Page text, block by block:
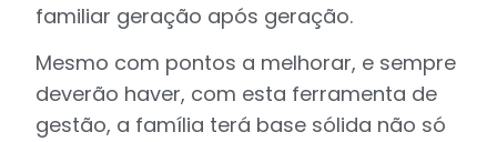
familiar geração após geração.
Mesmo com pontos a melhorar, e sempre
deverão haver, com esta ferramenta de
gestão, a família terá base sólida não só